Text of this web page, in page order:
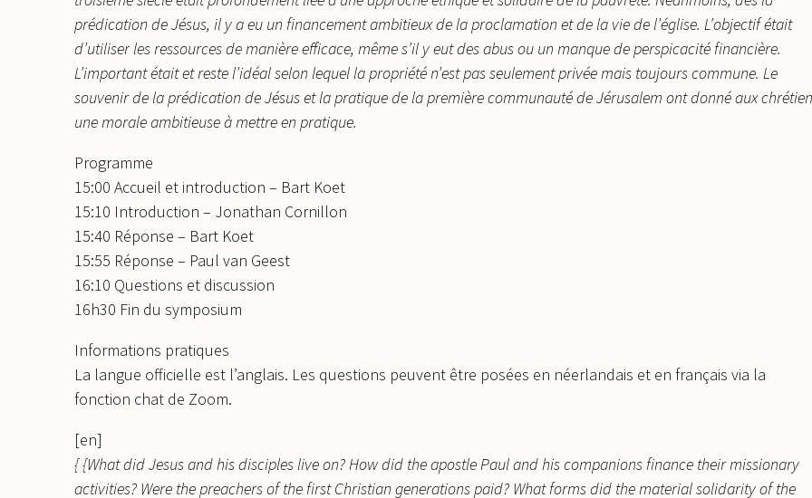
prédication de Jésus, il y a eu un financement ambitieux de la proclamation et de la vie de l’église. L’objectif était
d’utiliser les ressources de manière efficace, même s’il y eut des abus ou un manque de perspicacité financière.
L’important était et reste l’idéal selon lequel la propriété n’est pas seulement privée mais toujours commune. Le
souvenir de la prédication de Jésus et la pratique de la première communauté de Jérusalem ont donné aux
une morale ambitieuse à mettre en pratique.
Programme
15:00 Accueil et introduction – Bart Koet
15:10 Introduction – Jonathan Cornillon
15:40 Réponse – Bart Koet
15:55 Réponse – Paul van Geest
16:10 Questions et discussion
16h30 Fin du symposium
Informations pratiques
La langue officielle est l’anglais. Les questions peuvent être posées en néerlandais et en français via la
fonction chat de Zoom.
[en]
{ {What did Jesus and his disciples live on? How did the apostle Paul and his companions finance their missionary
activities? Were the preachers of the first Christian generations paid? What forms did the material solidarity of the